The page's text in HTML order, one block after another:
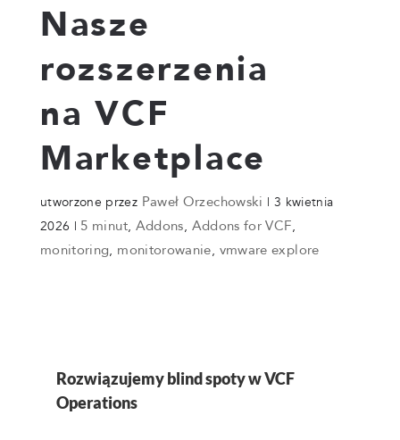
Nasze
rozszerzenia
na VCF
Marketplace
utworzone przez Paweł Orzechowski | 3 kwietnia
2026 | 5 minut, Addons, Addons for VCF,
monitoring, monitorowanie, vmware explore
Rozwiązujemy blind spoty w VCF
Operations